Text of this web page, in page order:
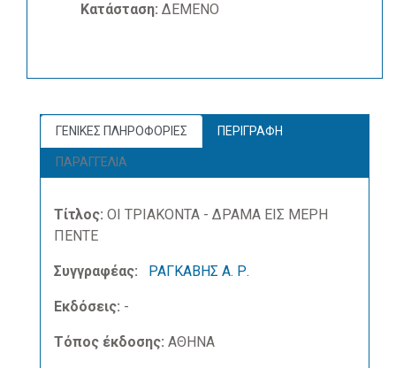
Κατάσταση: ΔΕΜΕΝΟ
ΓΕΝΙΚΕΣ ΠΛΗΡΟΦΟΡΙΕΣ ΠΕΡΙΓΡΑΦΗ
ΠΑΡΑΓΓΕΛΙΑ
Τίτλος: ΟΙ ΤΡΙΑΚΟΝΤΑ - ΔΡΑΜΑ ΕΙΣ ΜΕΡΗ
ΠΕΝΤΕ
Συγγραφέας: ΡΑΓΚΑΒΗΣ Α. Ρ.
Εκδόσεις: -
Τόπος έκδοσης: ΑΘΗΝΑ